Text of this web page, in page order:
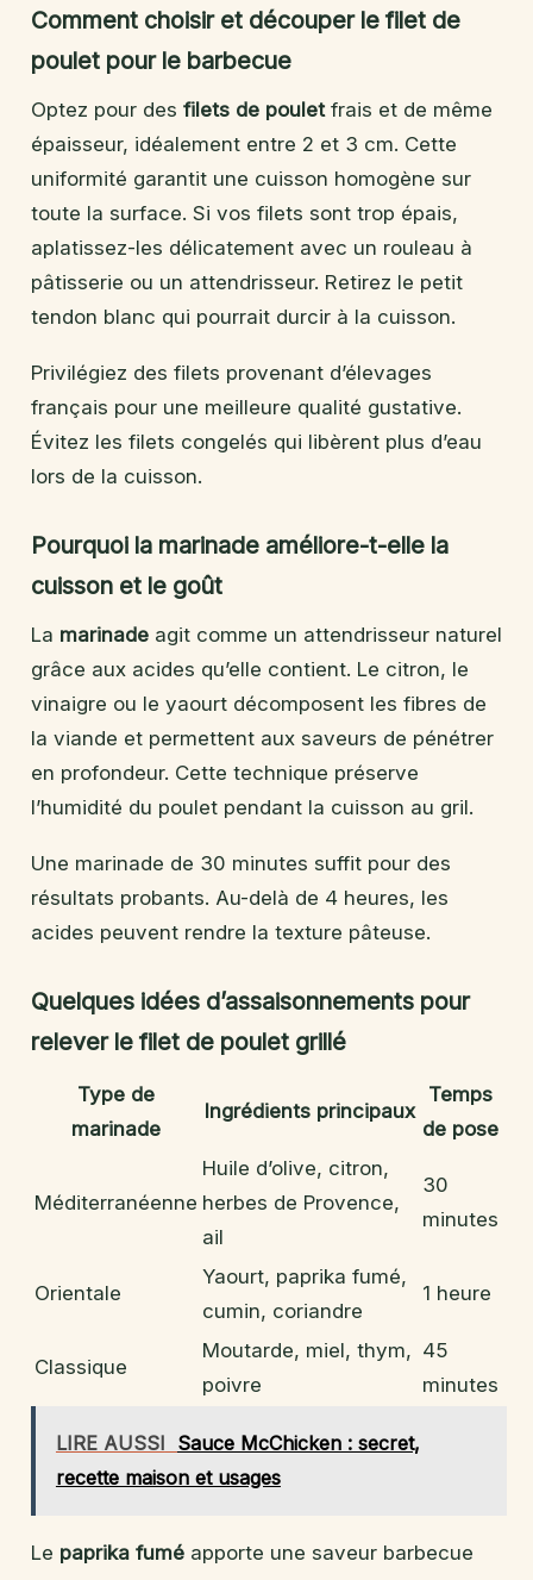
Comment choisir et découper le filet de
poulet pour le barbecue
Optez pour des filets de pouletfrais et de même
épaisseur, idéalement entre 2 et 3 cm. Cette
uniformité garantit une cuisson homogène sur
toute la surface. Si vos filets sont trop épais,
aplatissez-les délicatement avec un rouleau à
pâtisserie ou un attendrisseur. Retirez le petit
tendon blanc qui pourrait durcir à la cuisson.
Privilégiez des filets provenant d’élevages
français pour une meilleure qualité gustative.
Évitez les filets congelés qui libèrent plus d’eau
lors de la cuisson.
Pourquoi la marinade améliore-t-elle la
cuisson et le goût
La marinade agit comme un attendrisseur naturel
grâce aux acides qu’elle contient. Le citron, le
vinaigre ou le yaourt décomposent les fibres de
la viande et permettent aux saveurs de pénétrer
en profondeur. Cette technique préserve
l’humidité du poulet pendant la cuisson au gril.
Une marinade de 30 minutes suffit pour des
résultats probants. Au-delà de 4 heures, les
acides peuvent rendre la texture pâteuse.
Quelques idées d’assaisonnements pour
relever le filet de poulet grillé
Type de
marinade
Ingrédients principaux
Temps
de pose
Méditerranéenne
Huile d’olive, citron,
herbes de Provence,
ail
30
minutes
Orientale
Yaourt, paprika fumé,
cumin, coriandre
1 heure
Classique
Moutarde, miel, thym,
poivre
45
minutes
LIRE AUSSI Sauce McChicken : secret,
recette maison et usages
Le paprika fumé apporte une saveur barbecue